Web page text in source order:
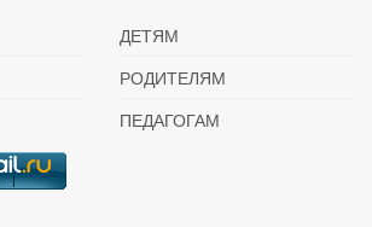
ДЕТЯМ
РОДИТЕЛЯМ
ПЕДАГОГАМ